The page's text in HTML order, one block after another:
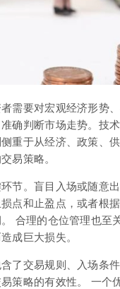
需要对宏观经济形势
确判断市场走势。技
重于从经济、政策、
易策略。
节。盲目入场或随意
点和止盈点，或者根
合理的仓位管理也至
成巨大损失。
了交易规则、入场条
策略的有效性。 一个